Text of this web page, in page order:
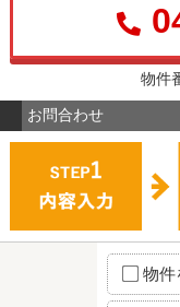
物件
お問合わせ
物件